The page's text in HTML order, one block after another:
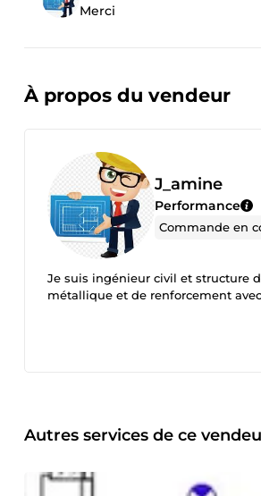
Merci
À propos du vendeur
J_amine
Performance
Commande en
Je suis ingénieur civil et structure
métallique et de renforcement
Autres services de ce